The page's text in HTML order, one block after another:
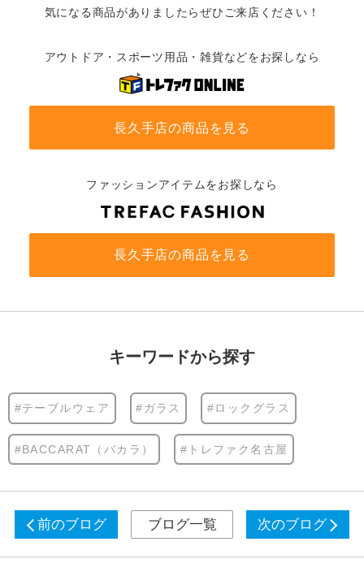
気になる商品がありましたらぜひご来店ください！
アウトドア・スポーツ用品・雑貨などをお探しなら
長久手店の商品を見る
ファッションアイテムをお探しなら
長久手店の商品を見る
キーワードから探す
#テーブルウェア #ガラス #ロックグラス
#BACCARAT（バカラ） #トレファク名古屋
前のブログ ブログ一覧 次のブログ